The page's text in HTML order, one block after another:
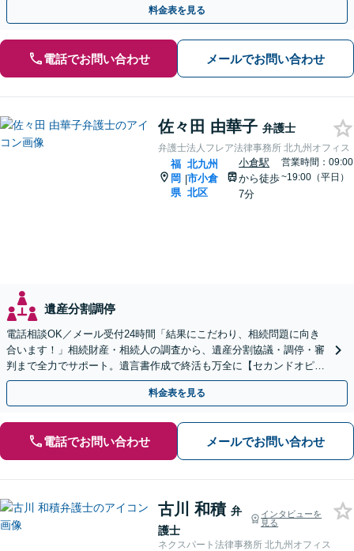
料金表を見る
電話でお問い合わせ メールでお問い合わせ
佐々田 由華子 弁護士
弁護士法人フレア法律事務所 北九州オフィス
福
岡
県
|
北九州
市小倉
北区
小倉駅
から徒歩
7分
営業時間：09:00
~19:00（平日）
遺産分割調停
電話相談OK／メール受付24時間「結果にこだわり、相続問題に向き
合います！」相続財産・相続人の調査から、遺産分割協議・調停・審
判まで全力でサポート。遺言書作成で終活も万全に【セカンドオピニ
オン可】【西小倉駅7分】【小倉北警察署前バス停3分】
料金表を見る
電話でお問い合わせ メールでお問い合わせ
古川 和積 弁
護士
インタビューを
見る
ネクスパート法律事務所 北九州オフィス